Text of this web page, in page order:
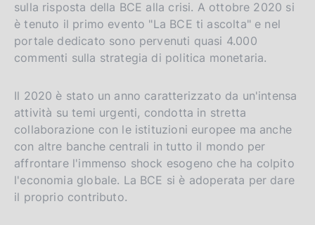
sulla risposta della BCE alla crisi. A ottobre 2020 si
è tenuto il primo evento "La BCE ti ascolta" e nel
portale dedicato sono pervenuti quasi 4.000
commenti sulla strategia di politica monetaria.
Il 2020 è stato un anno caratterizzato da un'intensa
attività su temi urgenti, condotta in stretta
collaborazione con le istituzioni europee ma anche
con altre banche centrali in tutto il mondo per
affrontare l'immenso shock esogeno che ha colpito
l'economia globale. La BCE si è adoperata per dare
il proprio contributo.